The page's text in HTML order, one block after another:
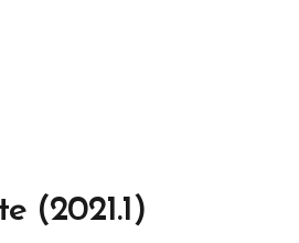
(2021.1)